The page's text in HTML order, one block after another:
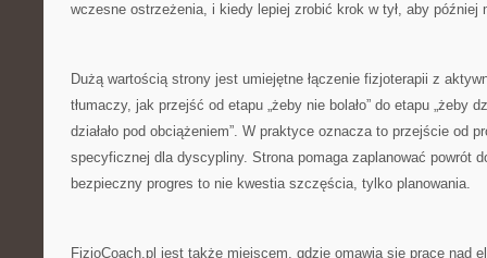
wczesne ostrzeżenia, i kiedy lepiej zrobić krok w tył, aby później
Dużą wartością strony jest umiejętne łączenie fizjoterapii z
tłumaczy, jak przejść od etapu „żeby nie bolało” do etapu „żeby
działało pod obciążeniem”. W praktyce oznacza to przejście od
specyficznej dla dyscypliny. Strona pomaga zaplanować powrót
bezpieczny progres to nie kwestia szczęścia, tylko planowania.
FizjoCoach.pl jest także miejscem, gdzie omawia się pracę nad